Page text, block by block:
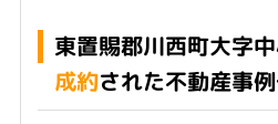
東置賜郡川西町大字
成約された不動産事